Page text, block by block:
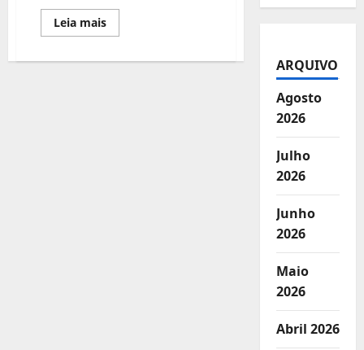
Leia maisLeia
mais
soma-
ARQUIVO
Agosto
2026
Julho
2026
Junho
2026
Maio
2026
Abril 2026